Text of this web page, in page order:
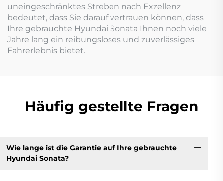
uneingeschränktes Streben nach Exzellenz
bedeutet, dass Sie darauf vertrauen können, dass
Ihre gebrauchte Hyundai Sonata Ihnen noch viele
Jahre lang ein reibungsloses und zuverlässiges
Fahrerlebnis bietet.
Häufig gestellte Fragen
Wie lange ist die Garantie auf Ihre gebrauchte
Hyundai Sonata?